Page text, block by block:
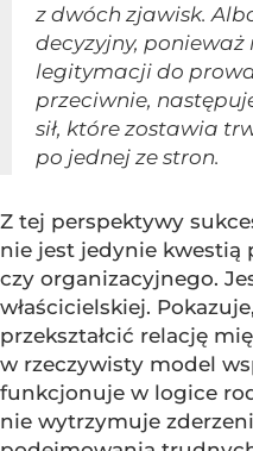
z dwóch zjawisk.
decyzyjny,
legitymacji do
przeciwnie,
sił, które zostawia
po jednej ze stron.
Z tej perspektywy
nie jest jedynie kwestią
czy organizacyjnego.
właścicielskiej.
przekształcić relację
w rzeczywisty model
funkcjonuje w logice
nie wytrzymuje